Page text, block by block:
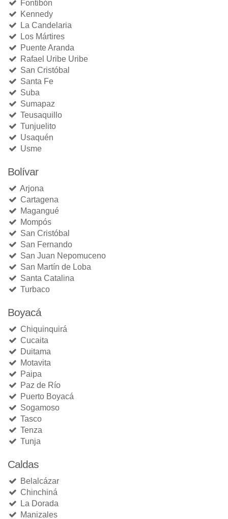
Fontibón
Kennedy
La Candelaria
Los Mártires
Puente Aranda
Rafael Uribe Uribe
San Cristóbal
Santa Fe
Suba
Sumapaz
Teusaquillo
Tunjuelito
Usaquén
Usme
Bolívar
Arjona
Cartagena
Magangué
Mompós
San Cristóbal
San Fernando
San Juan Nepomuceno
San Martín de Loba
Santa Catalina
Turbaco
Boyacá
Chiquinquirá
Cucaita
Duitama
Motavita
Paipa
Paz de Río
Puerto Boyacá
Sogamoso
Tasco
Tenza
Tunja
Caldas
Belalcázar
Chinchiná
La Dorada
Manizales